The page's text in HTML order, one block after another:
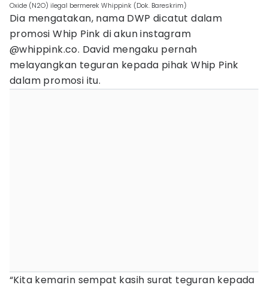
Oxide (N2O) ilegal bermerek Whippink (Dok. Bareskrim)
Dia mengatakan, nama DWP dicatut dalam
promosi Whip Pink di akun instagram
@whippink.co. David mengaku pernah
melayangkan teguran kepada pihak Whip Pink
dalam promosi itu.
“Kita kemarin sempat kasih surat teguran kepada